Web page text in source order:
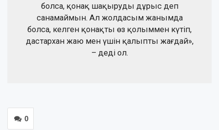
болса, қонақ шақыруды дұрыс деп
санамаймын. Ал жолдасым жанымда
болса, келген қонақты өз қолыммен күтіп,
дастархан жаю мен үшін қалыпты жағдай»,
– деді ол.
0